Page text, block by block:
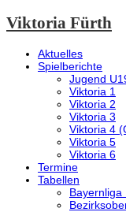
Viktoria Fürth
Aktuelles
Spielberichte
Jugend
Viktoria 1
Viktoria 2
Viktoria 3
Viktoria 4
Viktoria 5
Viktoria 6
Termine
Tabellen
Bayernliga